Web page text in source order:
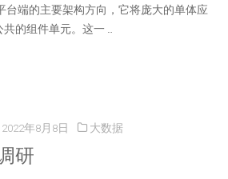
台端的主要架构方向，它将庞大的单体应
的组件单元。这一 …
2022年8月8日 大数据
研